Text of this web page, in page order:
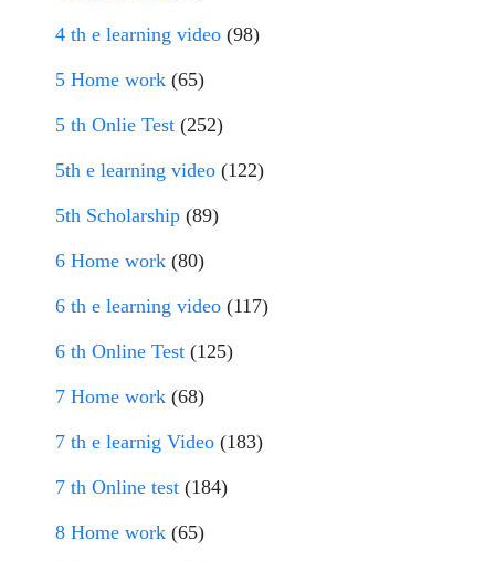
4 th e learning video (98)
5 Home work (65)
5 th Onlie Test (252)
5th e learning video (122)
5th Scholarship (89)
6 Home work (80)
6 th e learning video (117)
6 th Online Test (125)
7 Home work (68)
7 th e learnig Video (183)
7 th Online test (184)
8 Home work (65)